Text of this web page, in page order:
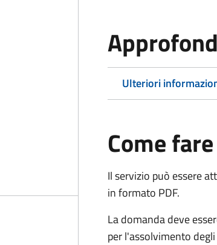
Ulteriori
Come fare
Il servizio può essere
in formato PDF.
La domanda deve
per l'assolvimento